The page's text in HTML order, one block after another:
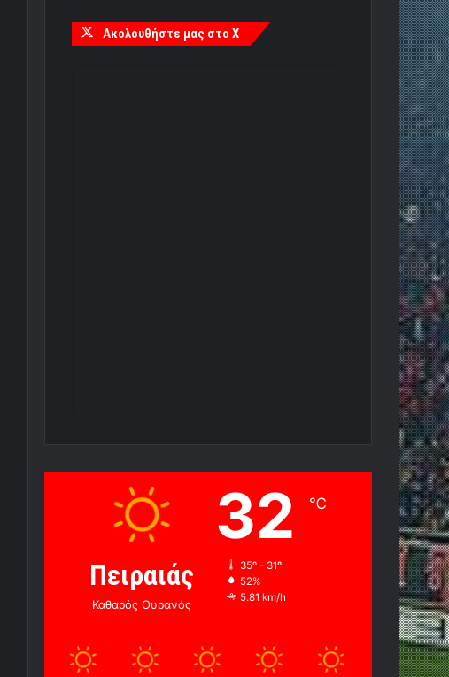
Ακολουθήστε μας στο X
Πειραιάς
Καθαρός Ουρανός
32 ℃
35º - 31º
52%
5.81 km/h